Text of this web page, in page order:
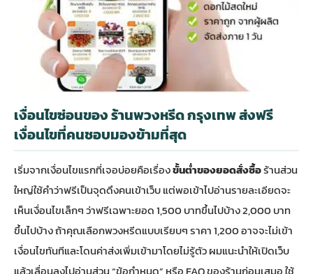
เงื่อนไขซ่อนของ ร้านพวงหรีด กรุงเทพ ส่งฟรี
เงื่อนไขที่คนชอบมองข้ามที่สุด
เริ่มจากเงื่อนไขแรกที่เจอบ่อยคือเรื่องขั้นต่ำของยอดสั่งซื้อร้านส่วน
ใหญ่ใช้คำว่าฟรีเป็นจุดดึงคนเข้าเว็บ แต่พอเข้าไปอ่านรายละเอียดจะ
เห็นเงื่อนไขเล็กๆ ว่าฟรีเฉพาะยอด 1,500 บาทขึ้นไปบ้าง 2,000 บาท
ขึ้นไปบ้าง ถ้าคุณเลือกพวงหรีดแบบเรียบๆ ราคา 1,200 อาจจะไม่เข้า
เงื่อนไขทันทีและโดนค่าส่งเพิ่มเข้ามาโดยไม่รู้ตัว ผมแนะนำให้เปิดเว็บ